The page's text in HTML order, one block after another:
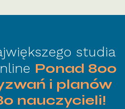
studia
Ponad 800
i planów
nauczycieli!